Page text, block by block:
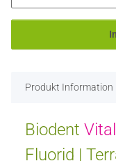
Produkt Information
Biodent Vital
Fluorid |